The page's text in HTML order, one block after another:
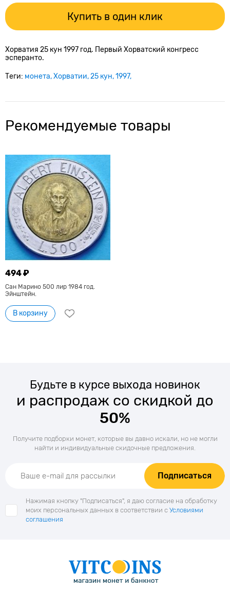
Купить в один клик
Хорватия 25 кун 1997 год. Первый Хорватский конгресс
эсперанто.
Теги: монета Хорватии 25 кун 1997
Рекомендуемые товары
494 ₽
Сан Марино 500 лир 1984 год.
Эйнштейн.
В корзину
Будьте в курсе выхода новинок
и распродаж со скидкой до
50%
Получите подборки монет, которые вы давно искали, но не могли
найти и индивидуальные скидочные предложения.
Подписаться
Нажимая кнопку "Подписаться", я даю согласие на обработку
моих персональных данных в соответствии с Условиями
соглашения